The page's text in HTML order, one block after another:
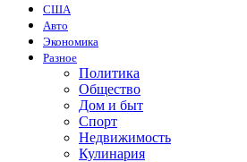
США
Авто
Экономика
Разное
Политика
Общество
Дом и быт
Спорт
Недвижимость
Кулинария